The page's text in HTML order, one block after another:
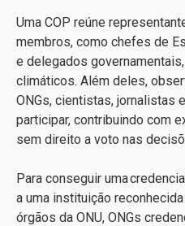
Uma COP reúne
membros, como chefes de
e delegados
climáticos. Além deles,
ONGs, cientistas, jornalistas
participar, contribuindo com
sem direito a voto nas
Para conseguir uma
a uma instituição
órgãos da ONU, ONGs